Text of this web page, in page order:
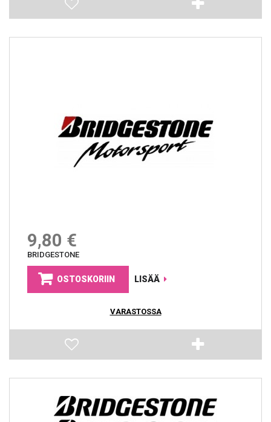
9,80 €
BRIDGESTONE
OSTOSKORIIN LISÄÄ
VARASTOSSA